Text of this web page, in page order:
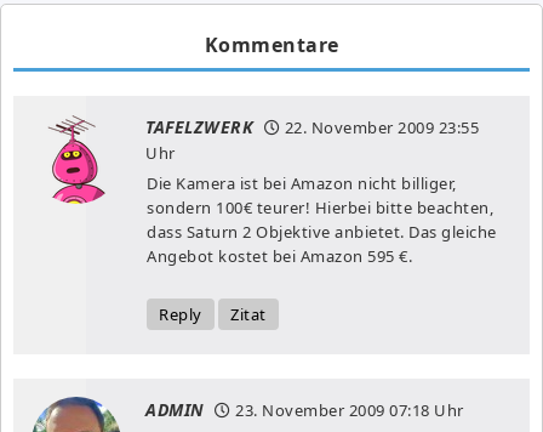
Kommentare
TAFELZWERK 22. November 2009 23:55
Uhr
Die Kamera ist bei Amazon nicht billiger,
sondern 100€ teurer! Hierbei bitte beachten,
dass Saturn 2 Objektive anbietet. Das gleiche
Angebot kostet bei Amazon 595 €.
Reply Zitat
ADMIN 23. November 2009 07:18 Uhr